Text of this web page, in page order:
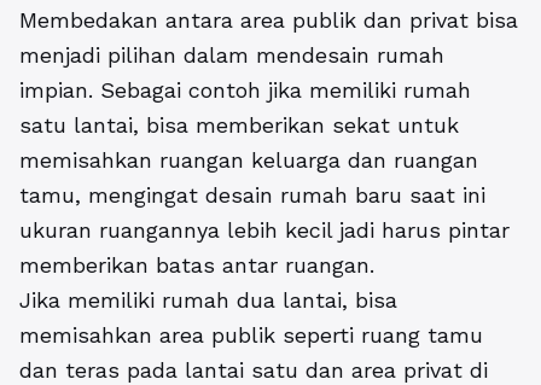
Membedakan antara area publik dan privat bisa
menjadi pilihan dalam mendesain rumah
impian. Sebagai contoh jika memiliki rumah
satu lantai, bisa memberikan sekat untuk
memisahkan ruangan keluarga dan ruangan
tamu, mengingat desain rumah baru saat ini
ukuran ruangannya lebih kecil jadi harus pintar
memberikan batas antar ruangan.
Jika memiliki rumah dua lantai, bisa
memisahkan area publik seperti ruang tamu
dan teras pada lantai satu dan area privat di